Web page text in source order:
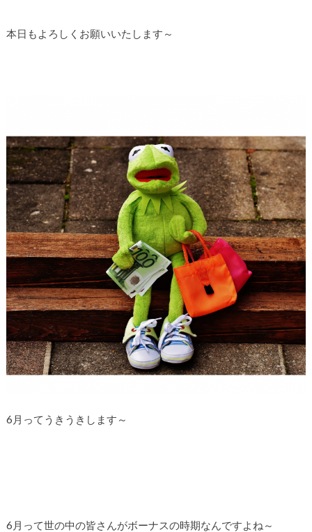
本日もよろしくお願いいたします～
6月ってうきうきします～
6月って世の中の皆さんがボーナスの時期なんですよね～